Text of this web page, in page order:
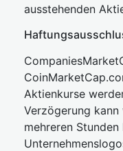
ausstehenden
Aktienkurse
Verzögerung
mehreren Stunden